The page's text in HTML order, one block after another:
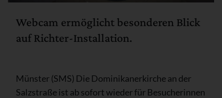
Webcam ermöglicht besonderen Blick
auf Richter-Installation.
Münster (SMS) Die Dominikanerkirche an der
Salzstraße ist ab sofort wieder für Besucherinnen